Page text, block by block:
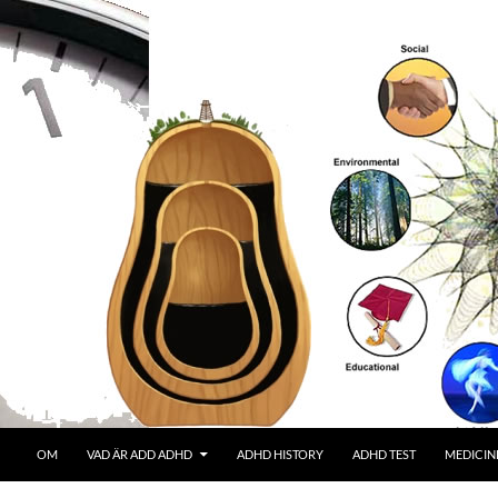
OM VAD ÄR ADD ADHD ADHD HISTORY ADHD TEST